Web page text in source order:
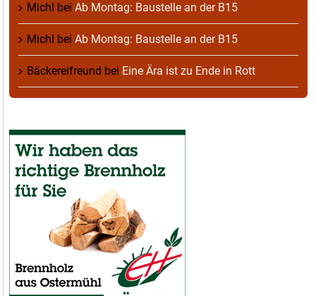
Michl bei Ab Montag: Baustelle an der B15
Michl bei Ab Montag: Baustelle an der B15
Bäckereifreund bei Eine Ära ist zu Ende in Rott